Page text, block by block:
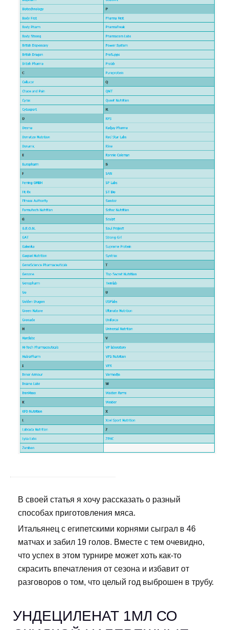
В своей статья я хочу рассказать о разный
способах приготовления мяса.
Итальянец с египетскими корнями сыграл в 46
матчах и забил 19 голов. Вместе с тем очевидно,
что успех в этом турнире может хоть как-то
скрасить впечатления от сезона и избавит от
разговоров о том, что целый год выброшен в трубу.
УНДЕЦИЛЕНАТ 1МЛ СО